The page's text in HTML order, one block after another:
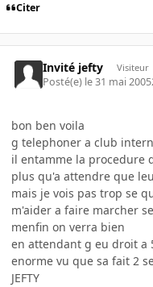
Citer
Invité jefty Visiteur
Posté(e) le 31 mai 2005
bon ben voila
g telephoner a club
il entamme la procedure
plus qu'a attendre que
mais je vois pas trop se
m'aider a faire marcher
menfin on verra bien
en attendant g eu droit a
enorme vu que sa fait 2
JEFTY